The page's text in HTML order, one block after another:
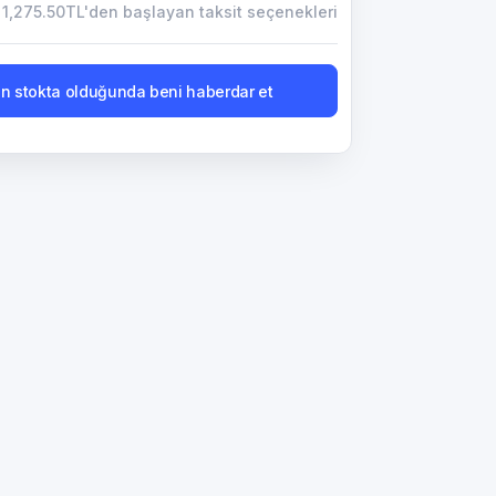
1,275.50TL'den başlayan taksit seçenekleri
stokta olduğunda beni haberdar et